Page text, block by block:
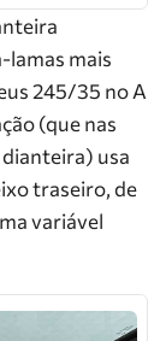
lamas mais
245/35 no A
(que nas
usa
traseiro, de
variável